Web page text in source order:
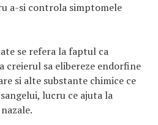
a-si controla simptomele
se refera la faptul ca
creierul sa elibereze endorfine
si alte substante chimice ce
lucru ce ajuta la